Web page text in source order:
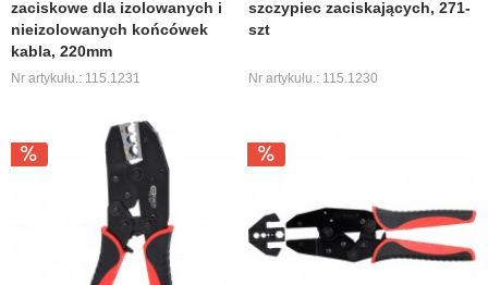
zaciskowe dla izolowanych i
nieizolowanych końcówek
kabla, 220mm
Nr artykułu.: 115.1231
szczypiec zaciskających, 271-
szt
Nr artykułu.: 115.1230